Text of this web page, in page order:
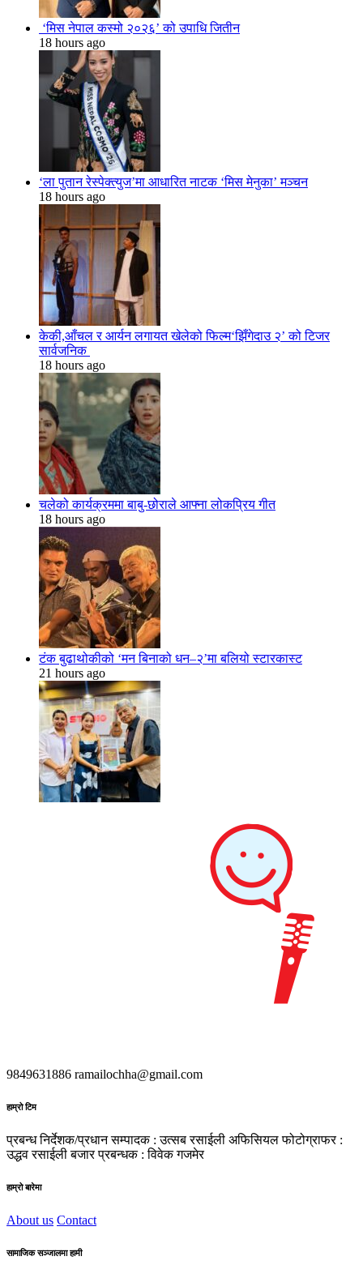
‘मिस नेपाल कस्मो २०२६’ को उपाधि जितीन
18 hours ago
‘ला पुतान रेस्पेक्त्युज’मा आधारित नाटक ‘मिस मेनुका’ मञ्चन
18 hours ago
केकी,आँचल र आर्यन लगायत खेलेको फिल्म‘झिँगेदाउ २’ को टिजर
सार्वजनिक
18 hours ago
चलेको कार्यक्रममा बाबु-छोराले आफ्ना लोकप्रिय गीत
18 hours ago
टंक बुढाथोकीको ‘मन बिनाको धन–२’मा बलियो स्टारकास्ट
21 hours ago
9849631886 ramailochha@gmail.com
हाम्रो टिम
प्रबन्ध निर्देशक/प्रधान सम्पादक : उत्सब रसाईली अफिसियल फोटोग्राफर :
उद्धव रसाईली बजार प्रबन्धक : विवेक गजमेर
हाम्रो बारेमा
About us Contact
सामाजिक सञ्जालमा हामी